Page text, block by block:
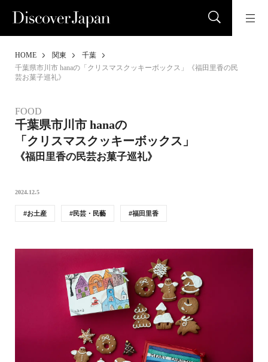
HOME 関東
千葉
千葉県市川市 hanaの「クリスマスクッキーボックス」《福田里香の民
芸お菓子巡礼》
FOOD
千葉県市川市 hanaの
「クリスマスクッキーボックス」
《福田里香の民芸お菓子巡礼》
2024.12.5
お土産 民芸・民藝 福田里香